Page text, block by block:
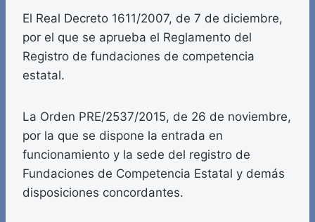
El Real Decreto 1611/2007, de 7 de diciembre,
por el que se aprueba el Reglamento del
Registro de fundaciones de competencia
estatal.
La Orden PRE/2537/2015, de 26 de noviembre,
por la que se dispone la entrada en
funcionamiento y la sede del registro de
Fundaciones de Competencia Estatal y demás
disposiciones concordantes.